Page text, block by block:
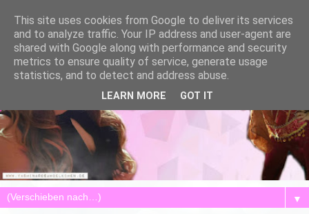
▼
This site uses cookies from Google to deliver its services
and to analyze traffic. Your IP address and user-agent are
shared with Google along with performance and security
metrics to ensure quality of service, generate usage
statistics, and to detect and address abuse.
LEARN MORE GOT IT